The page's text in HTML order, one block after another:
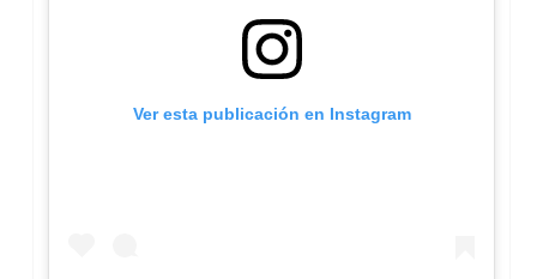
Ver esta publicación en Instagram